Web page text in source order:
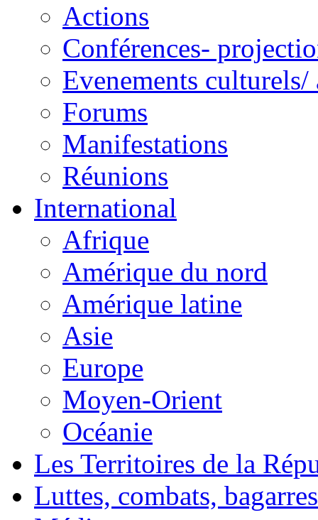
Actions
Conférences-
Evenements culturels/
Forums
Manifestations
Réunions
International
Afrique
Amérique du nord
Amérique latine
Asie
Europe
Moyen-Orient
Océanie
Les Territoires de la
Luttes, combats, bagarres